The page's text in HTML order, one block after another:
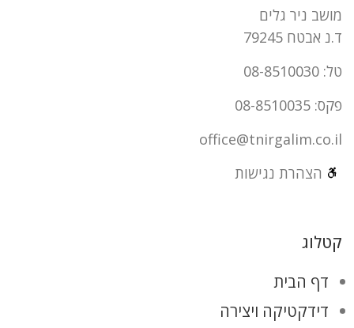
מושב ניר גלים
ד.נ אבטח 79245
טל: 08-8510030
פקס: 08-8510035
office@tnirgalim.co.il
הצהרת נגישות
קטלוג
דף הבית
דידקטיקה ויצירה